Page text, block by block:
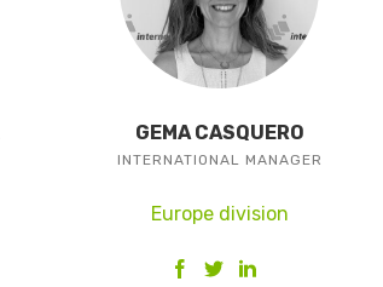
GEMA CASQUERO
INTERNATIONAL MANAGER
Europe division